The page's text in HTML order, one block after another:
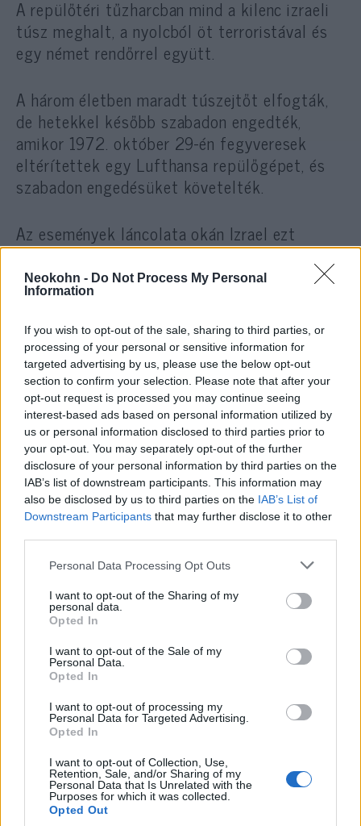
Neokohn - Do Not Process My Personal
Information
If you wish to opt-out of the sale, sharing to third parties, or
processing of your personal or sensitive information for
targeted advertising by us, please use the below opt-out
section to confirm your selection. Please note that after your
opt-out request is processed you may continue seeing
interest-based ads based on personal information utilized by
us or personal information disclosed to third parties prior to
your opt-out. You may separately opt-out of the further
disclosure of your personal information by third parties on the
IAB’s list of downstream participants. This information may
also be disclosed by us to third parties on the IAB’s List of
Downstream Participants that may further disclose it to other
Please note that this website/app uses one or more Google
not limited to your visit or usage behaviour. You may click to
grant or deny consent to Google and its third-party tags to
use your data for below specified purposes in below Google
consent section.
Personal Data Processing Opt Outs
I want to opt-out of the Sharing of my
personal data.
Opted In
I want to opt-out of the Sale of my
Personal Data.
Opted In
I want to opt-out of processing my
Personal Data for Targeted Advertising.
Opted In
I want to opt-out of Collection, Use,
Retention, Sale, and/or Sharing of my
Personal Data that Is Unrelated with the
Purposes for which it was collected.
Opted Out
A repülőtéri tűzharcban mind a kilenc izraeli
túsz meghalt, a nyolcból öt terroristával és
egy német rendőrrel együtt.
A három életben maradt túszejtőt elfogták,
de hetekkel később szabadon engedték,
amikor 1972. október 29-én fegyveresek
eltérítettek egy Lufthansa repülőgépet, és
szabadon engedésüket követelték.
Az események láncolata okán Izrael ezt
követően elindította akcióját a Fekete
Szeptember vezetőinek levadászására.
Egy német napilap szombaton a
müncheni rendőrség
archívumában megjelent
jelentésre hivatkozva arról
számolt be, hogy a szabadon
engedett három palesztin egyike
évekig élt Berlinben.
A jelentés nem részletezte, hogy a három
túlélő terrorista – Ibrahim Mosoud Badran,
Samer Mohamed Abdulah és Abed Kair al
Dnawly – közül melyik volt.
A Suddeutsche Zeitung szerint a müncheni
rendőrséggel – amely a támadás
kivizsgálásával foglalkozott –
a szövetségi bűnügyi hivatal
közölte, hogy a kérdéses
palesztin Nyugat-Berlinben él,